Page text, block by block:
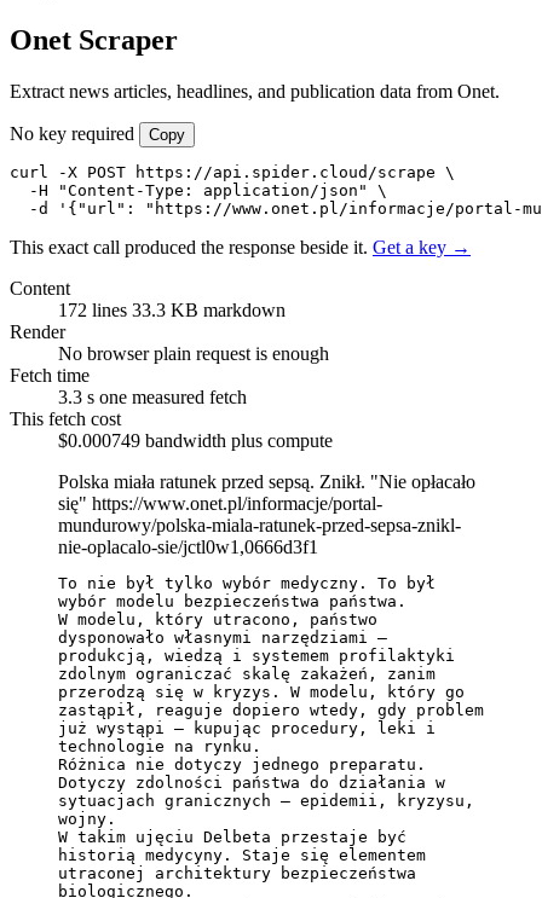
Onet Scraper
Extract news articles, headlines, and publication data from Onet.
No key required Copy
curl -X POST https://api.spider.cloud/scrape \
  -H "Content-Type: application/json" \
-d '{"url": "https://www.onet.pl/informacje/portal-
This exact call produced the response beside it. Get a key →
Content
172 lines 33.3 KB markdown
Render
No browserplain request is enough
Fetch time
3.3 s one measured fetch
This fetch cost
$0.000749 bandwidth plus compute
Polska miała ratunek przed sepsą. Znikł. "Nie opłacało
się" https://www.onet.pl/informacje/portal-
mundurowy/polska-miala-ratunek-przed-sepsa-znikl-
nie-oplacalo-sie/jctl0w1,0666d3f1
To nie był tylko wybór medyczny. To był
wybór modelu bezpieczeństwa państwa.
W modelu, który utracono, państwo
dysponowało własnymi narzędziami —
produkcją, wiedzą i systemem profilaktyki
zdolnym ograniczać skalę zakażeń, zanim
przerodzą się w kryzys. W modelu, który go
zastąpił, reaguje dopiero wtedy, gdy problem
już wystąpi — kupując procedury, leki i
technologie na rynku.
Różnica nie dotyczy jednego preparatu.
Dotyczy zdolności państwa do działania w
sytuacjach granicznych — epidemii, kryzysu,
wojny.
W takim ujęciu Delbeta przestaje być
historią medycyny. Staje się elementem
utraconej architektury bezpieczeństwa